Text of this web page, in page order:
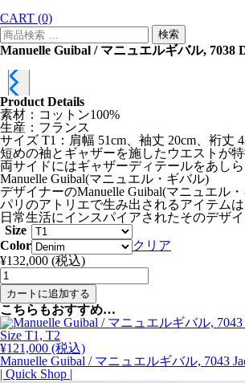
CART (0)
検
索
対
象:
検索
Manuelle Guibal / マニュエルギバル, 7038
Product Details
素材：コットン100%
生産：フランス
サイズ T1：肩幅 51cm、袖丈 20cm、裄丈
短めの袖とギャザーを施したウエストが
両サイドにはギャザーディテールをあし
Manuelle Guibal(マニュエル・ギバル)
デザイナーのManuelle Guibal(マニュエル
パリのアトリエで生み出されるアイテム
日常生活にインスパイアされたそのデザ
Size
Color
クリア
¥132,000 (税込)
Manuelle
Guibal
/
マ
ニ
ュ
エ
ル
ギ
カートに追加する
こちらもおすすめ…
Size T1, T2
¥121,000 (税込)
Manuelle Guibal / マニュエルギバル, 7043
| Quick Shop |